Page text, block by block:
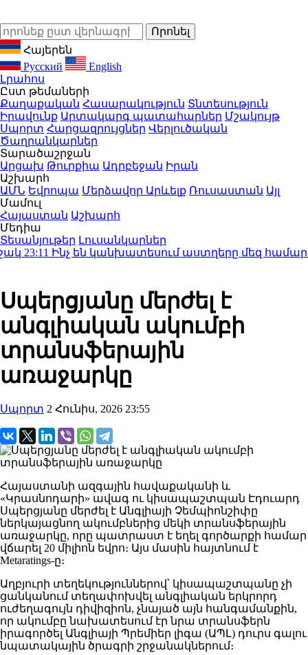
Հայերեն
Русский
English
Լրահոս
Ըստ թեմաների
Քաղաքական Հասարակություն Տնտեսություն
Իրավունք Արտակարգ պատահարներ Մշակույթ
Սպորտ Հարցազրույցներ Վերլուծական
Ծաղրանկարներ
Տարածաշրջան
Արցախ Թուրքիա Ադրբեջան Իրան
Աշխարհ
ԱՄՆ Եվրոպա Մերձավոր Արևելք Ռուսաստան Այլ
Մամուլ
Հայաստան Աշխարհ
Մեդիա
Տեսանյութեր Լուսանկարներ
23:11Ինչ են կանխատեսում աստղերը մեզ համար.
Սպերցյանը մերժել է
անգլիական ակումբի
տրանսֆերային
առաջարկը
Սպորտ 2 Հունիս, 2026 23:55
Հայաստանի ազգային հավաքականի և
«Կրասնոդարի» ավագ ու կիսապաշտպան Էդուարդ
Սպերցյանը մերժել է Անգլիայի Չեմպիոնշիփը
ներկայացնող ակումբներից մեկի տրանսֆերային
առաջարկը, որը պատրաստ է եղել գործարքի համար
վճարել 20 միլիոն եվրո։ Այս մասին հայտնում է
Metaratings-ը։
Աղբյուրի տեղեկություններով՝ կիսապաշտպանը չի
ցանկանում տեղափոխվել անգլիական երկրորդ
ուժեղագույն դիվիզիոն, չնայած այն հանգամանքին,
որ ակումբը նախատեսում էր նրա տրանսֆերն
իրագործել Անգլիայի Պրեմիեր լիգա (ԱՊԼ) դուրս գալու
նպատակային ծրագրի շրջանակներում։